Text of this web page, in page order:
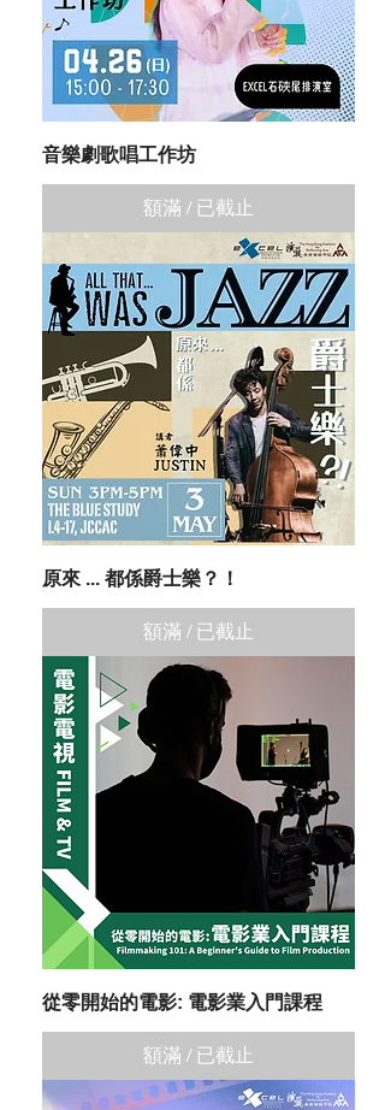
音樂劇歌唱工作坊
額滿 / 已截止
原來 ... 都係爵士樂？！
額滿 / 已截止
從零開始的電影: 電影業入門課程
額滿 / 已截止